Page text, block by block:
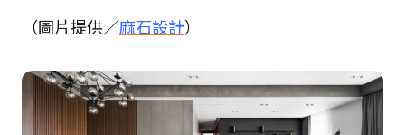
（圖片提供／麻石設計）